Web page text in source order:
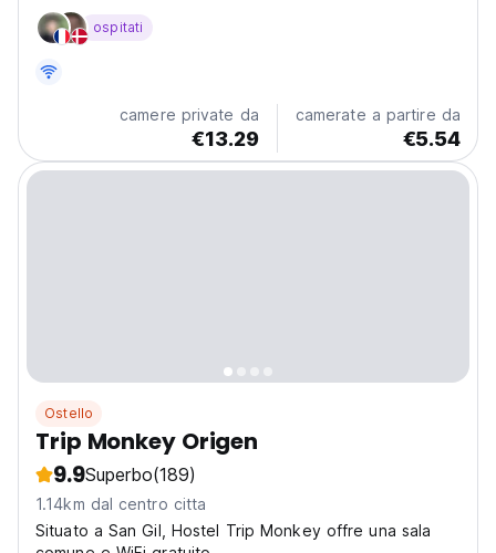
ristoranti della città, ti connettiamo con i migliori
promotori di sport estremi.
ospitati
camere private da
€13.29
camerate a partire da
€5.54
Ostello
Trip Monkey Origen
9.9Superbo(189)
1.14km dal centro citta
Situato a San Gil, Hostel Trip Monkey offre una sala